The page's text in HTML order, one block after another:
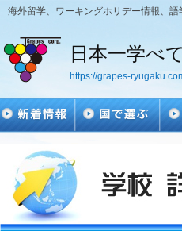
海外留学、ワーキングホリデー情報、
日本一学べ
https://grapes-